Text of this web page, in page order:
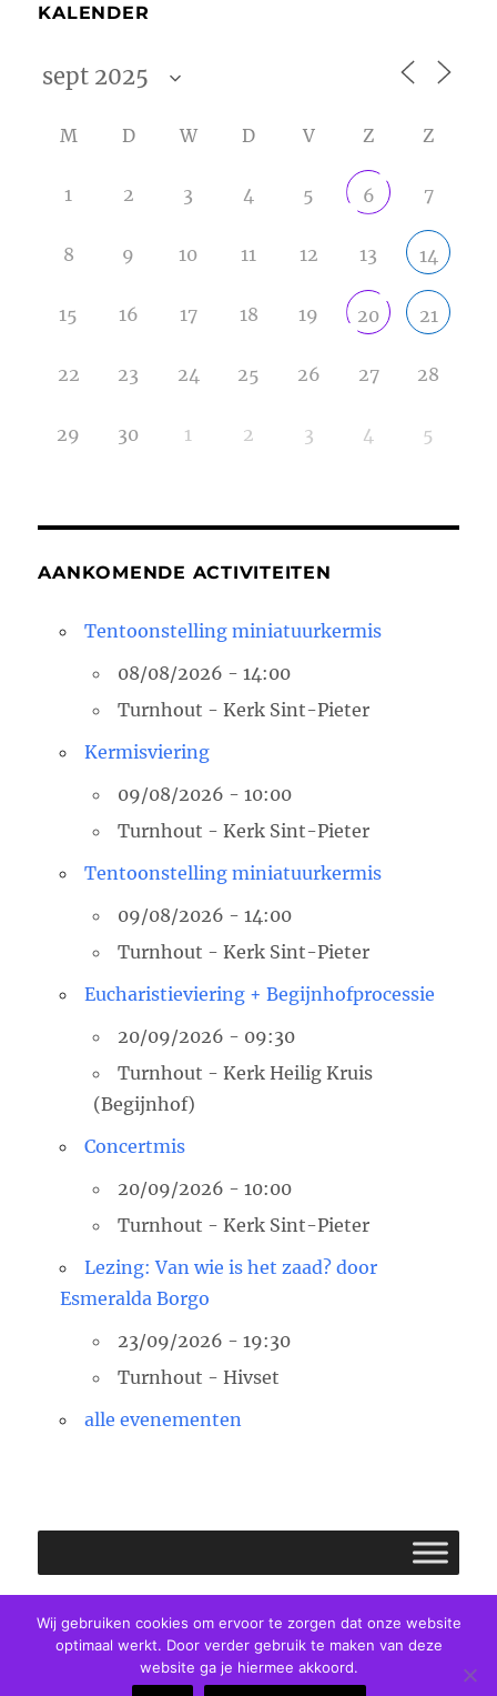
KALENDER
M D W D V Z Z
1 2 3 4 5 6 7
8 9 10 11 12 13 14
15 16 17 18 19 20 21
22 23 24 25 26 27 28
29 30 1 2 3 4 5
AANKOMENDE ACTIVITEITEN
Tentoonstelling miniatuurkermis
08/08/2026 - 14:00
Turnhout - Kerk Sint-Pieter
Kermisviering
09/08/2026 - 10:00
Turnhout - Kerk Sint-Pieter
Tentoonstelling miniatuurkermis
09/08/2026 - 14:00
Turnhout - Kerk Sint-Pieter
Eucharistieviering + Begijnhofprocessie
20/09/2026 - 09:30
Turnhout - Kerk Heilig Kruis
(Begijnhof)
Concertmis
20/09/2026 - 10:00
Turnhout - Kerk Sint-Pieter
Lezing: Van wie is het zaad? door
Esmeralda Borgo
23/09/2026 - 19:30
Turnhout - Hivset
alle evenementen
Facebook
E-
mail
Twitter
Pastorale Eenheid Clara van Assisi Privacybeleid
Wij gebruiken cookies om ervoor te zorgen dat onze website
optimaal werkt. Door verder gebruik te maken van deze
website ga je hiermee akkoord.